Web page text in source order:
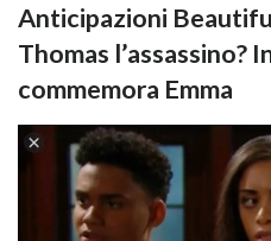
Anticipazioni
Thomas l’assassino?
commemora Emma